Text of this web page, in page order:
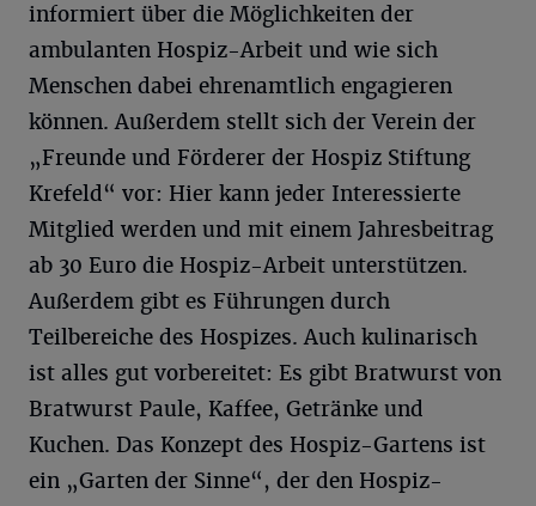
informiert über die Möglichkeiten der
ambulanten Hospiz-Arbeit und wie sich
Menschen dabei ehrenamtlich engagieren
können. Außerdem stellt sich der Verein der
„Freunde und Förderer der Hospiz Stiftung
Krefeld“ vor: Hier kann jeder Interessierte
Mitglied werden und mit einem Jahresbeitrag
ab 30 Euro die Hospiz-Arbeit unterstützen.
Außerdem gibt es Führungen durch
Teilbereiche des Hospizes. Auch kulinarisch
ist alles gut vorbereitet: Es gibt Bratwurst von
Bratwurst Paule, Kaffee, Getränke und
Kuchen. Das Konzept des Hospiz-Gartens ist
ein „Garten der Sinne“, der den Hospiz-